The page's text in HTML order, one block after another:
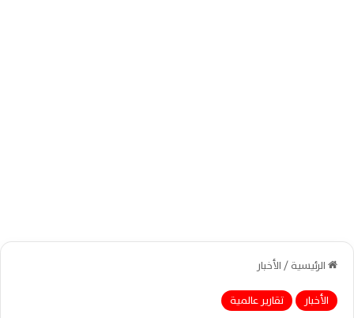
الرئيسية/الأخبار
الأخبار
تقارير عالمية